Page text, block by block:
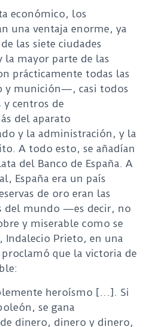
económico, los
una ventaja enorme, ya
las siete ciudades
la mayor parte de las
prácticamente todas las
y munición—, casi todos
centros de
del aparato
y la administración, y la
A todo esto, se añadían
del Banco de España. A
España era un país
de oro eran las
del mundo —es decir, no
y miserable como se
Indalecio Prieto, en una
que la victoria de
heroísmo […]. Si
se gana
dinero, dinero y dinero,